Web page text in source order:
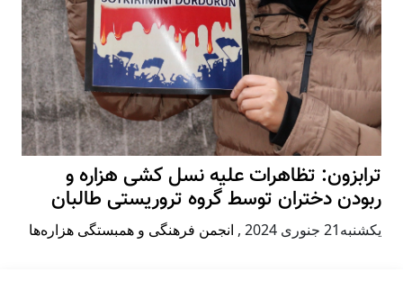
ترابزون: تظاهرات علیه نسل کشی هزاره و
ربودن دختران توسط گروه تروریستی طالبان
يكشنبه21 جنوری 2024 , انجمن فرهنگی و همبستگی هزاره‌ها